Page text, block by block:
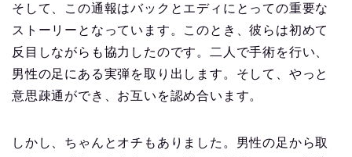
そして、この通報はバックとエディにとっての重要な
ストーリーとなっています。このとき、彼らは初めて
反目しながらも協力したのです。二人で手術を行い、
男性の足にある実弾を取り出します。そして、やっと
意思疎通ができ、お互いを認め合います。
しかし、ちゃんとオチもありました。男性の足から取